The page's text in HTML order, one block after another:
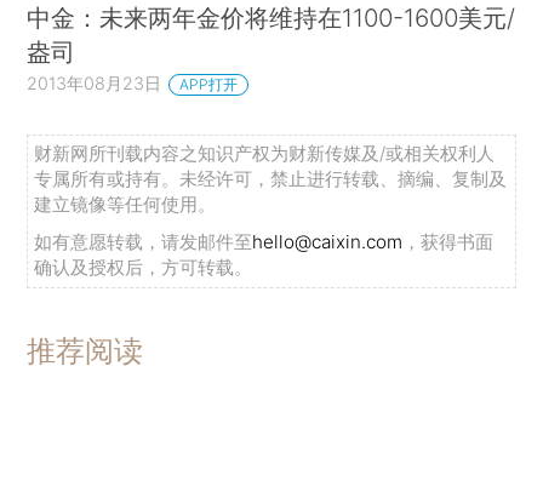
中金：未来两年金价将维持在1100-1600美元/
盎司
2013年08月23日 APP打开
财新网所刊载内容之知识产权为财新传媒及/或相关权利人
专属所有或持有。未经许可，禁止进行转载、摘编、复制及
建立镜像等任何使用。
如有意愿转载，请发邮件至hello@caixin.com ，获得书面
确认及授权后，方可转载。
推荐阅读